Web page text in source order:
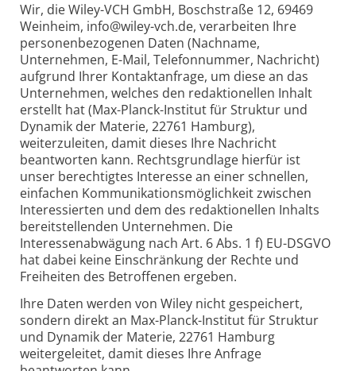
Wir, die Wiley-VCH GmbH, Boschstraße 12, 69469
Weinheim, info@wiley-vch.de, verarbeiten Ihre
personenbezogenen Daten (Nachname,
Unternehmen, E-Mail, Telefonnummer, Nachricht)
aufgrund Ihrer Kontaktanfrage, um diese an das
Unternehmen, welches den redaktionellen Inhalt
erstellt hat (Max-Planck-Institut für Struktur und
Dynamik der Materie, 22761 Hamburg),
weiterzuleiten, damit dieses Ihre Nachricht
beantworten kann. Rechtsgrundlage hierfür ist
unser berechtigtes Interesse an einer schnellen,
einfachen Kommunikationsmöglichkeit zwischen
Interessierten und dem des redaktionellen Inhalts
bereitstellenden Unternehmen. Die
Interessenabwägung nach Art. 6 Abs. 1 f) EU-DSGVO
hat dabei keine Einschränkung der Rechte und
Freiheiten des Betroffenen ergeben.
Ihre Daten werden von Wiley nicht gespeichert,
sondern direkt an Max-Planck-Institut für Struktur
und Dynamik der Materie, 22761 Hamburg
weitergeleitet, damit dieses Ihre Anfrage